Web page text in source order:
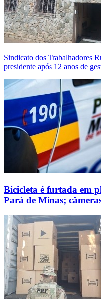
Sindicato dos Trabalhadores
presidente após 12 anos de
Bicicleta é furtada em
Pará de Minas;